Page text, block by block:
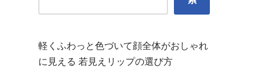
軽くふわっと色づいて顔全体がおしゃれ
に見える 若見えリップの選び方